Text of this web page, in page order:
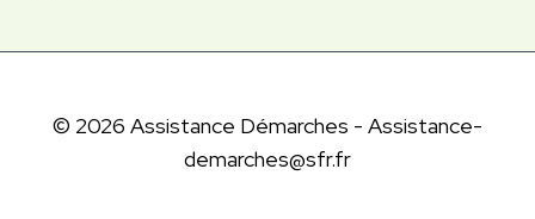
© 2026 Assistance Démarches - Assistance-
demarches@sfr.fr